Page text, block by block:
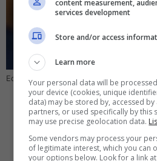
Ecco quale truffa potrebbe ingannarti –
content measurement,
services development
Store and/or access
Learn more
Your personal data will be
your device (cookies, unique
data) may be stored by, accessed
partners, or used specifically by this
may use precise geolocation data.
Some vendors may process your
of legitimate interest, which you can
your options below. Look for a link